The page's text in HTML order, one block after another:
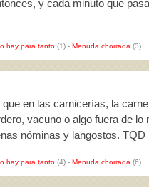
y cada minuto que
hay para tanto (1) - Menuda chorrada (3)
en las carnicerías, la
vacuno o algo fuera de
nóminas y langostos. TQD
hay para tanto (4) - Menuda chorrada (6)